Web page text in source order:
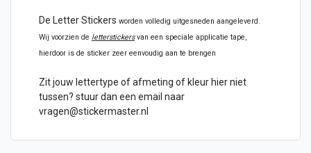
De Letter Stickers worden volledig uitgesneden aangeleverd.
Wij voorzien de letterstickersvan een speciale applicatie tape,
hierdoor is de sticker zeer eenvoudig aan te brengen
Zit jouw lettertype of afmeting of kleur hier niet
tussen? stuur dan een email naar
vragen@stickermaster.nl